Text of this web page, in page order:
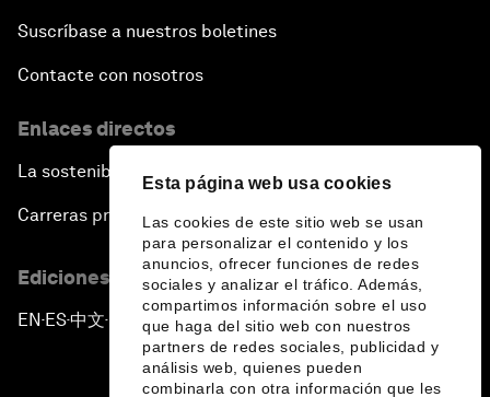
Esta página web usa cookies
Las cookies de este sitio web se usan
para personalizar el contenido y los
anuncios, ofrecer funciones de redes
sociales y analizar el tráfico. Además,
compartimos información sobre el uso
que haga del sitio web con nuestros
partners de redes sociales, publicidad y
análisis web, quienes pueden
combinarla con otra información que les
Suscríbase a nuestros boletines
Contacte con nosotros
Enlaces directos
La sostenibilidad en el Foro
Carreras profesionales
Ediciones en otros idiomas
EN ▪ ES▪中文▪ 日本語